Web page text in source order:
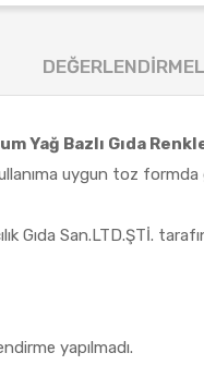
Yağ Bazlı Gıda
uygun toz
Gıda San.LTD.ŞTİ.
yapılmadı.